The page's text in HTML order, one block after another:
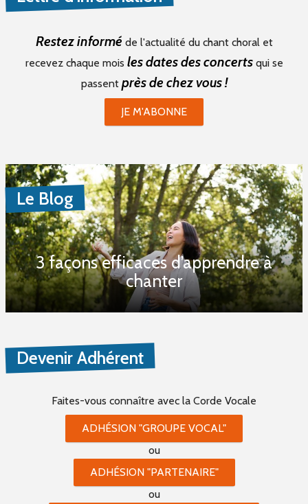
Restez informé de l'actualité du chant choral et
recevez chaque mois les dates des concertsqui se
passent près de chez vous !
JE M'ABONNE
Le Blog
3 façons efficaces d’apprendre à
chanter
Devenir Adhérent
Faites-vous connaître avec la Corde Vocale
ADHÉSION "GROUPE VOCAL"
ou
ADHÉSION "PARTENAIRE"
ou